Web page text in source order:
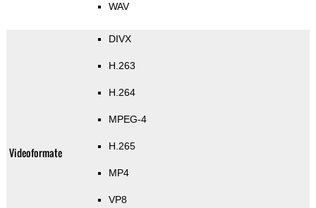
WAV
Videoformate
DIVX
H.263
H.264
MPEG-4
H.265
MP4
VP8